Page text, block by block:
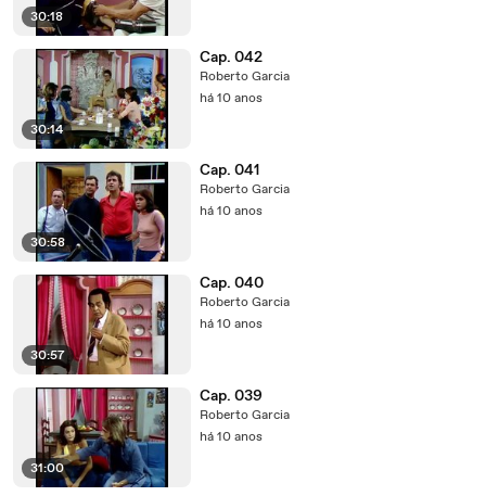
30:18
30:14
Cap. 042
Roberto Garcia
há 10 anos
30:58
Cap. 041
Roberto Garcia
há 10 anos
30:57
Cap. 040
Roberto Garcia
há 10 anos
31:00
Cap. 039
Roberto Garcia
há 10 anos